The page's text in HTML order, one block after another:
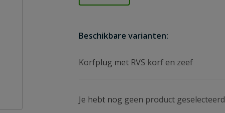
Beschikbare varianten:
Korfplug met RVS korf en zeef
Je hebt nog geen product geselecteerd